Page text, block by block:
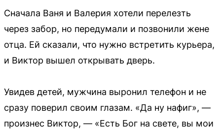
Сначала Ваня и Валерия хотели перелезть
через забор, но передумали и позвонили жене
отца. Ей сказали, что нужно встретить курьера,
и Виктор вышел открывать дверь.
Увидев детей, мужчина выронил телефон и не
сразу поверил своим глазам. «Да ну нафиг», —
произнес Виктор, — «Есть Бог на свете, вы мои